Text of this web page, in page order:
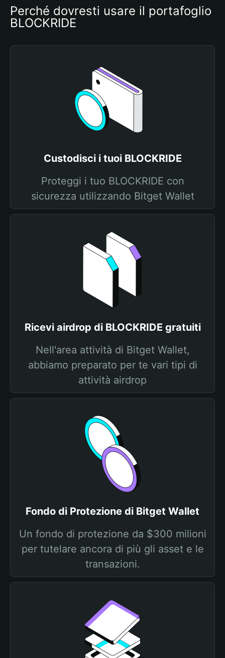
Perché dovresti usare il portafoglio
BLOCKRIDE
Custodisci i tuoi BLOCKRIDE
Proteggi i tuo BLOCKRIDE con
sicurezza utilizzando Bitget Wallet
Ricevi airdrop di BLOCKRIDE gratuiti
Nell'area attività di Bitget Wallet,
abbiamo preparato per te vari tipi di
attività airdrop
Fondo di Protezione di Bitget Wallet
Un fondo di protezione da $300 milioni
per tutelare ancora di più gli asset e le
transazioni.